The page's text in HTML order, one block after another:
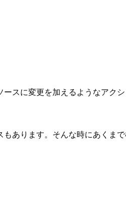
スに変更を加えるようなアク
あります。そんな時にあくま